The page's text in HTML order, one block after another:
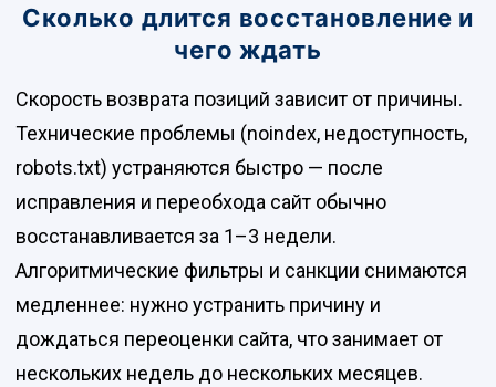
Сколько длится восстановление и
чего ждать
Скорость возврата позиций зависит от причины.
Технические проблемы (noindex, недоступность,
robots.txt) устраняются быстро — после
исправления и переобхода сайт обычно
восстанавливается за 1–3 недели.
Алгоритмические фильтры и санкции снимаются
медленнее: нужно устранить причину и
дождаться переоценки сайта, что занимает от
нескольких недель до нескольких месяцев.